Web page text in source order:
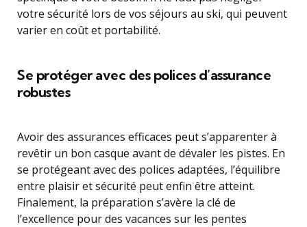
votre sécurité lors de vos séjours au ski, qui peuvent
varier en coût et portabilité.
Se protéger avec des polices d’assurance
robustes
Avoir des assurances efficaces peut s’apparenter à
revêtir un bon casque avant de dévaler les pistes. En
se protégeant avec des polices adaptées, l’équilibre
entre plaisir et sécurité peut enfin être atteint.
Finalement, la préparation s’avère la clé de
l’excellence pour des vacances sur les pentes